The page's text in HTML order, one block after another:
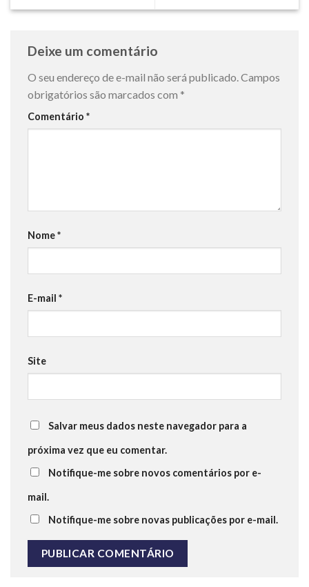
Deixe um comentário
O seu endereço de e-mail não será publicado. Campos
obrigatórios são marcados com *
Comentário *
Nome*
E-mail *
Site
Salvar meus dados neste navegador para a
próxima vez que eu comentar.
Notifique-me sobre novos comentários por e-
mail.
Notifique-me sobre novas publicações por e-mail.